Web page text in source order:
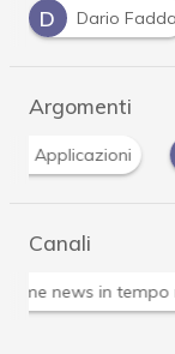
D
Dario Fadda
Argomenti
A
APT G
Canali
Attacchi